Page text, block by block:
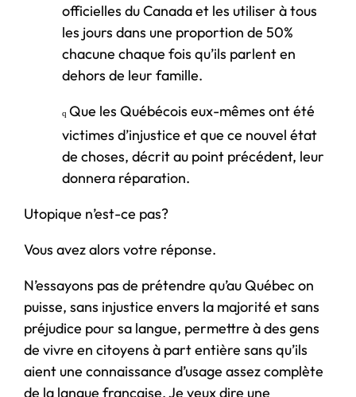
officielles du Canada et les utiliser à tous
les jours dans une proportion de 50%
chacune chaque fois qu’ils parlent en
dehors de leur famille.
q Que les Québécois eux-mêmes ont été
victimes d’injustice et que ce nouvel état
de choses, décrit au point précédent, leur
donnera réparation.
Utopique n’est-ce pas?
Vous avez alors votre réponse.
N’essayons pas de prétendre qu’au Québec on
puisse, sans injustice envers la majorité et sans
préjudice pour sa langue, permettre à des gens
de vivre en citoyens à part entière sans qu’ils
aient une connaissance d’usage assez complète
de la langue française. Je veux dire une